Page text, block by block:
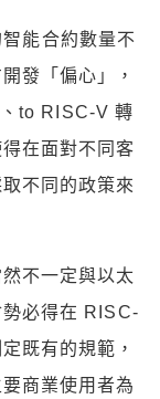
能合約數量不
發「偏心」，
to RISC-V 轉
在面對不同客
不同的政策來
不一定與以太
必得在 RISC-
既有的規範，
商業使用者為